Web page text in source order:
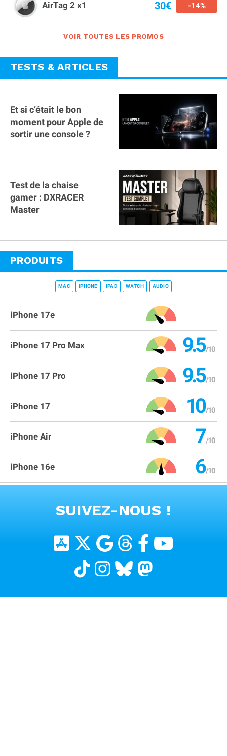
AirTag 2 x1 30€ -14%
VOIR TOUTES LES PROMOS
TESTS & ARTICLES
Et si c’était le bon
moment pour Apple de
sortir une console ?
Test de la chaise
gamer : DXRACER
Master
PRODUITS
MAC IPHONE IPAD WATCH AUDIO
iPhone 17e
iPhone 17 Pro Max 9.5
iPhone 17 Pro 9.5
iPhone 17 10
iPhone Air 7
iPhone 16e 6
SUIVEZ-NOUS !